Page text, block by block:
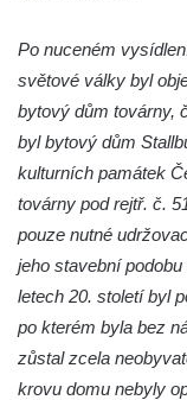
Vila Franze
České Kamenici
Bývalý
Kamenici
Severočeské
nad Labem
Obřadní síň
Vltavou
Automatické
Po nuceném
světové války byl
bytový dům továrny,
byl bytový dům
kulturních památek
továrny pod rejtř. č.
pouze nutné
jeho stavební
letech 20. století byl
po kterém byla bez
zůstal zcela
krovu domu nebyly